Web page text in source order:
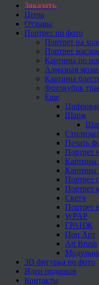
Заказать
Цены
Отзывы
Портрет по фото
Портрет на
Портрет
Картины по
Алмазная
Картины
Фотокубик
Еще
Шарж
Печать
Портрет
Картины
Картины
Портрет
Портрет
Скетч
Портрет
WPAP
ГРАНЖ
Поп Арт
Art Brush
3D фигурка по фото
Идеи подарков
Контакты